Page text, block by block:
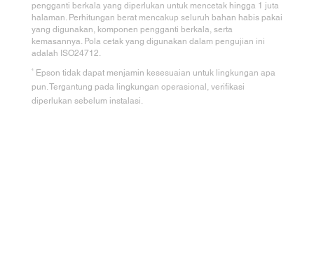
pengganti berkala yang diperlukan untuk mencetak hingga 1 juta
halaman. Perhitungan berat mencakup seluruh bahan habis pakai
yang digunakan, komponen pengganti berkala, serta
kemasannya. Pola cetak yang digunakan dalam pengujian ini
adalah ISO24712.
4
Epson tidak dapat menjamin kesesuaian untuk lingkungan apa
pun. Tergantung pada lingkungan operasional, verifikasi
diperlukan sebelum instalasi.